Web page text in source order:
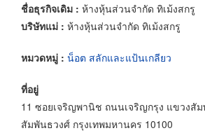
ชื่อธุรกิจเดิม : ห้างหุ้นส่วนจำกัด ทิเม้งสกรู
บริษัทแม่ : ห้างหุ้นส่วนจำกัด ทิเม้งสกรู
หมวดหมู่ : น็อต สลักและแป้นเกลียว
ที่อยู่
11 ซอยเจริญพานิช ถนนเจริญกรุง แขวงสั
สัมพันธวงศ์ กรุงเทพมหานคร 10100